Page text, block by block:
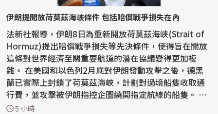
伊朗提開放荷莫茲海峽條件 包括賠償戰爭損失在內
法新社報導，伊朗8日為重新開放荷莫茲海峽(Strait of
Hormuz)提出賠償戰爭損失等先決條件，使得旨在開放
這條對世界經濟至關重要航道的潛在協議變得更加複
雜。 在美國和以色列2月底對伊朗發動攻擊之後，德黑
蘭已實際上封鎖了荷莫茲海峽，計劃對過境船隻收取通
行費，並攻擊被伊朗指控企圖繞開指定航線的船隻。 在
戰前...
5 小時